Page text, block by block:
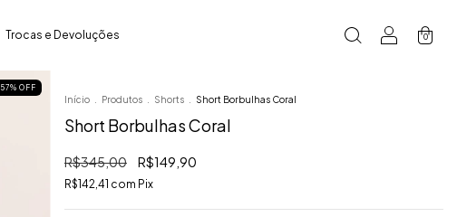
Trocas e Devoluções 0
57% OFF
Início Produtos Shorts Short Borbulhas Coral
Short Borbulhas Coral
R$345,00 R$149,90
R$142,41 com Pix